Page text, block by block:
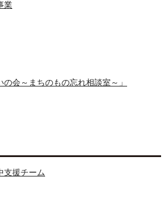
業
会～まちのもの忘れ相談室～」
支援チーム